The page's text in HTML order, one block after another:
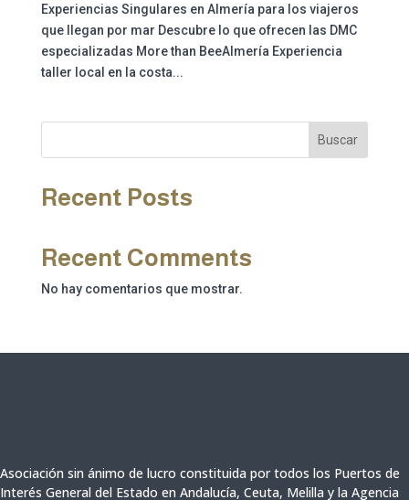
Experiencias Singulares en Almería para los viajeros
que llegan por mar Descubre lo que ofrecen las DMC
especializadas More than BeeAlmería Experiencia
taller local en la costa...
Buscar
Recent Posts
Recent Comments
No hay comentarios que mostrar.
Asociación sin ánimo de lucro constituida por todos los Puertos de
Interés General del Estado en Andalucía, Ceuta, Melilla y la Agencia